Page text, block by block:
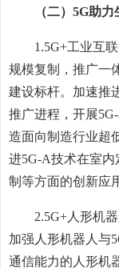
（二）5G助
1.5G+工业互
规模复制，推广一
建设标杆。加速推
推广进程，开展
造面向制造行业超
进5G-A技术在室
制等方面的创新应
2.5G+人形机
加强人形机器人与
通信能力的人形机